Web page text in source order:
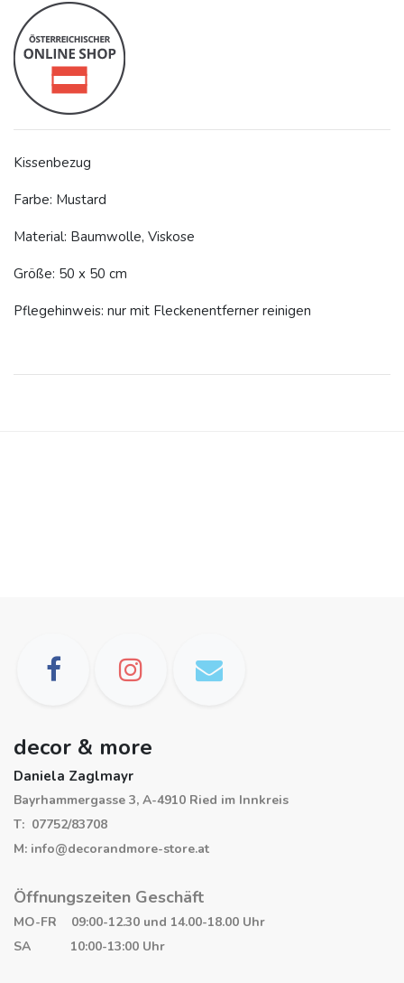
Kissenbezug
Farbe: Mustard
Material: Baumwolle, Viskose
Größe: 50 x 50 cm
Pflegehinweis: nur mit Fleckenentferner reinigen
decor & more
Daniela Zaglmayr
Bayrhammergasse 3, A-4910 Ried im Innkreis
T: 07752/83708
M: info@decorandmore-store.at
Öffnungszeiten Geschäft
MO-FR 09:00-12.30 und 14.00-18.00 Uhr
SA 10:00-13:00 Uhr